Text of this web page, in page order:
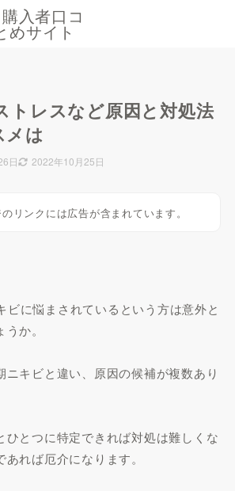
入者口コ
めサイト
トレスなど原因と対処法
メは
日 2022年10月25日
リンクには広告が含まれています。
ビに悩まされているという方は意外と
か。
ニキビと違い、原因の候補が複数あり
ひとつに特定できれば対処は難しくな
れば厄介になります。